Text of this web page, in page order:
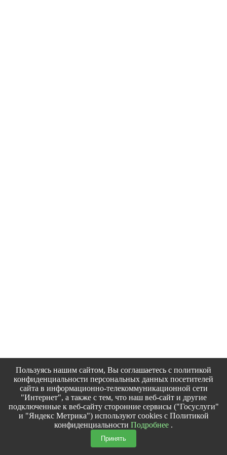
Пользуясь нашим сайтом, Вы соглашаетесь с политикой
конфиденциальности персональных данных посетителей
сайта в информационно-телекоммуникационной сети
"Интернет", а также с тем, что наш веб-сайт и другие
подключенные к веб-сайту сторонние сервисы ("Госуслуги"
и "Яндекс Метрика") используют cookies с Политикой
конфиденциальности Подробнее .
Принять